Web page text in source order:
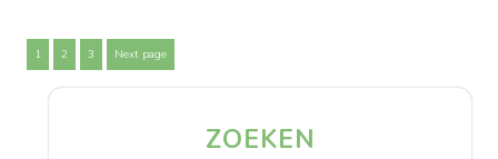
Berichten
paginering
Page
1 Page
2 Page
3 Next page
ZOEKEN